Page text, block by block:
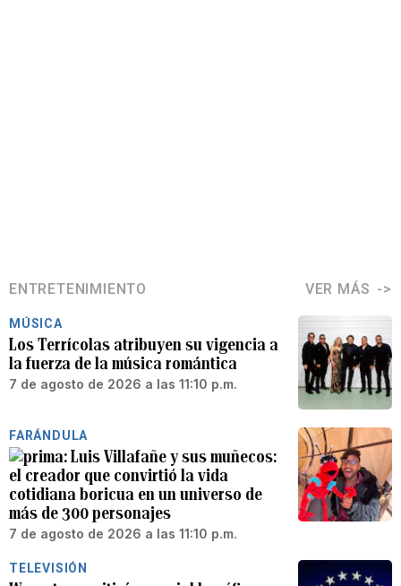
ENTRETENIMIENTO VER MÁS
MÚSICA
Los Terrícolas atribuyen su vigencia a
la fuerza de la música romántica
7 de agosto de 2026 a las 11:10 p.m.
FARÁNDULA
Luis Villafañe y sus muñecos:
el creador que convirtió la vida
cotidiana boricua en un universo de
más de 300 personajes
7 de agosto de 2026 a las 11:10 p.m.
TELEVISIÓN